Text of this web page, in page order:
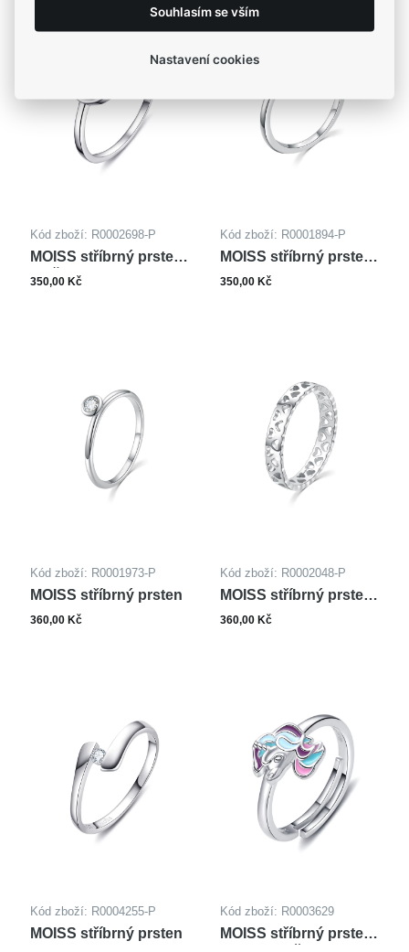
Kód zboží: R0002698-P
MOISS stříbrný prsten
KVĚTINA
350,00 Kč
Kód zboží: R0001894-P
MOISS stříbrný prsten
SLON
350,00 Kč
Kód zboží: R0001973-P
MOISS stříbrný prsten
360,00 Kč
Kód zboží: R0002048-P
MOISS stříbrný prsten
SRDCE
360,00 Kč
Kód zboží: R0004255-P
MOISS stříbrný prsten
Kód zboží: R0003629
MOISS stříbrný prsten
Souhlasím se vším
Nastavení cookies